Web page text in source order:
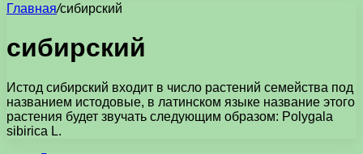
Главная/сибирский
сибирский
Истод сибирский входит в число растений семейства под
названием истодовые, в латинском языке название этого
растения будет звучать следующим образом: Polygala
sibirica L.